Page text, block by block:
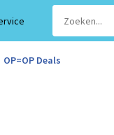
OP=OP Deals